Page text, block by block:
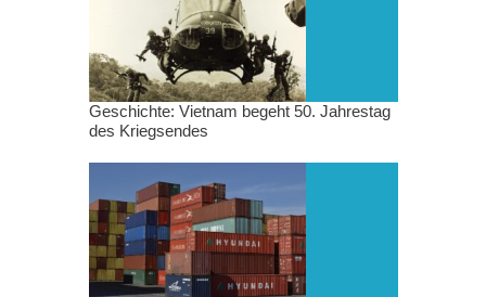
Geschichte: Vietnam begeht 50. Jahrestag
des Kriegsendes